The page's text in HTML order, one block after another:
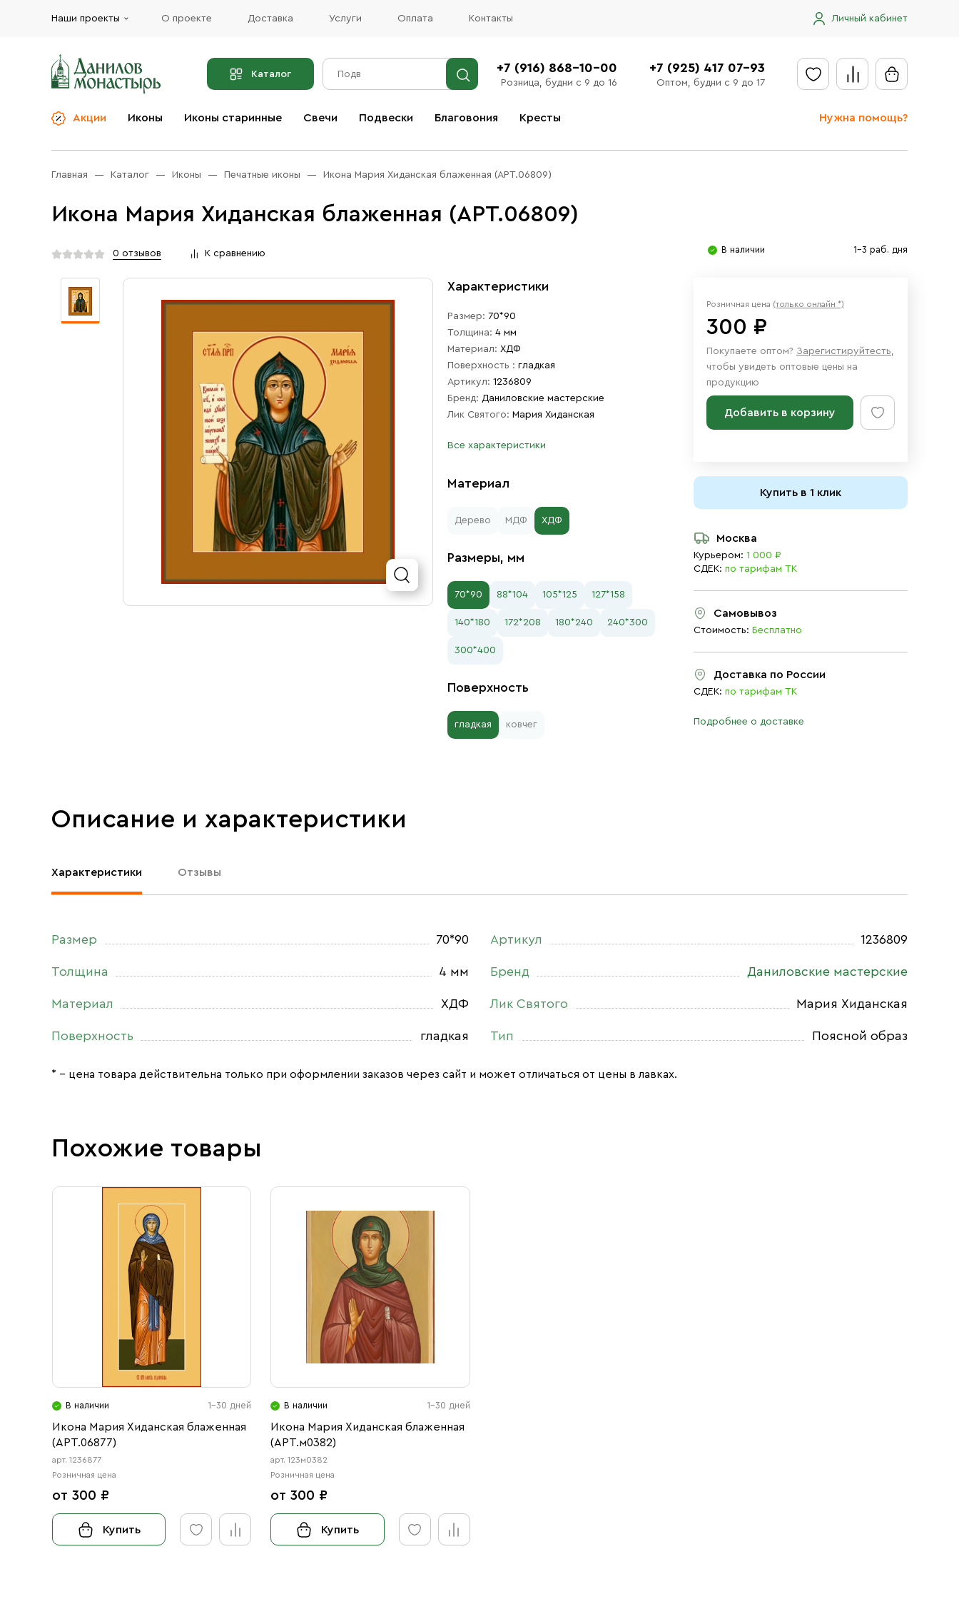
Наши проекты О проекте Доставка Услуги Оплата Контакты Личный кабинет
Каталог +7 (916) 868-10-00
Розница, будни с 9 до 16
+7 (925) 417 07-93
Оптом, будни с 9 до 17
Акции Иконы Иконы старинные Свечи Подвески Благовония Кресты Нужна помощь?
Отправить заявку
Церковная утварь
Иконы
Ювелирные изделия
Бренды
Услуги
Главная Каталог Иконы Печатные иконы Икона Мария Хиданская блаженная (АРТ.06809)
Икона Мария Хиданская блаженная (АРТ.06809)
0 отзывов К сравнению В наличии 1-3 раб. дня
Характеристики
Размер: 70*90
Толщина: 4 мм
Материал: ХДФ
Поверхность : гладкая
Артикул: 1236809
Бренд: Даниловские мастерские
Лик Святого: Мария Хиданская
Все характеристики
Материал
Дерево МДФ ХДФ
Размеры, мм
70*90 88*104 105*125 127*158
140*180 172*208 180*240 240*300
300*400
Поверхность
гладкая ковчег
Розничная цена (только онлайн *)
300 ₽
Покупаете оптом? Зарегистируйтесть,
чтобы увидеть оптовые цены на
продукцию
Добавить в корзину
Купить в 1 клик
Москва
Курьером: 1 000 ₽
СДЕК: по тарифам ТК
Самовывоз
Стоимость: Бесплатно
Доставка по России
СДЕК: по тарифам ТК
Подробнее о доставке
Описание и характеристики
Характеристики Отзывы
Размер 70*90
Толщина 4 мм
Материал ХДФ
Поверхность гладкая
Артикул 1236809
Бренд Даниловские мастерские
Лик Святого Мария Хиданская
Тип Поясной образ
* – цена товара действительна только при оформлении заказов через сайт и может отличаться от цены в лавках.
Похожие товары
В наличии 1-30 дней
Икона Мария Хиданская блаженная
(АРТ.06877)
арт. 1236877
Розничная цена
от 300 ₽
Купить
В наличии 1-30 дней
Икона Мария Хиданская блаженная
(АРТ.м0382)
арт. 123м0382
Розничная цена
от 300 ₽
Купить